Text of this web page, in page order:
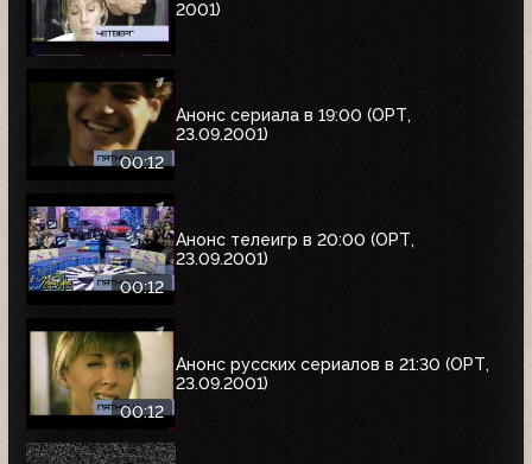
2001)
00:12
Анонс сериала в 19:00 (ОРТ,
23.09.2001)
00:12
Анонс телеигр в 20:00 (ОРТ,
23.09.2001)
00:12
Анонс русских сериалов в 21:30 (ОРТ,
23.09.2001)